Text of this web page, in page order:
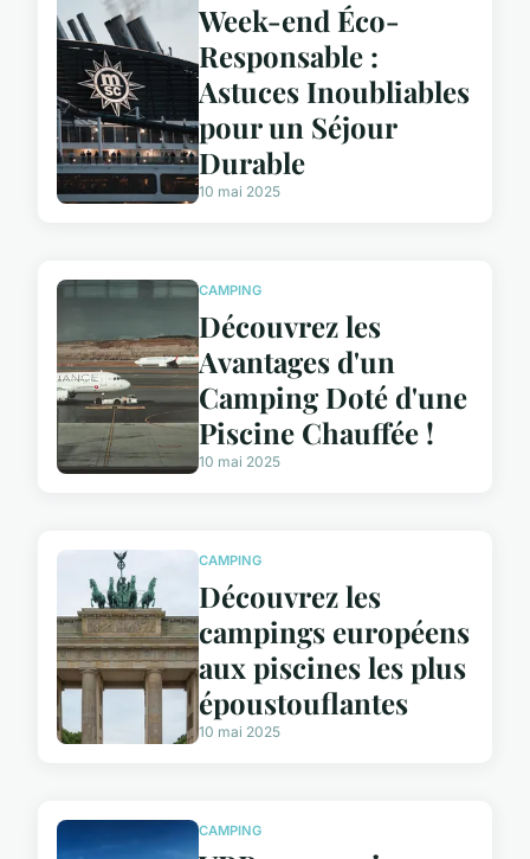
Week-end Éco-
Responsable :
Astuces Inoubliables
pour un Séjour
Durable
10 mai 2025
CAMPING
Découvrez les
Avantages d'un
Camping Doté d'une
Piscine Chauffée !
10 mai 2025
CAMPING
Découvrez les
campings européens
aux piscines les plus
époustouflantes
10 mai 2025
CAMPING